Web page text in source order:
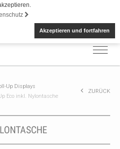
Akzeptieren und fortfahren
Up Displays
Eco inkl. Nylontasche
ZURÜCK